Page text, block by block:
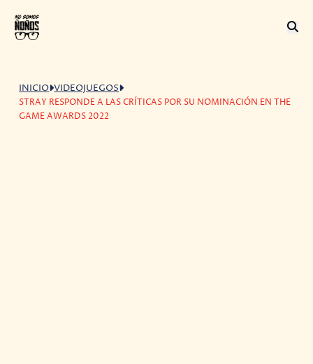
INICIO VIDEOJUEGOS
STRAY RESPONDE A LAS CRÍTICAS POR SU NOMINACIÓN EN THE
GAME AWARDS 2022